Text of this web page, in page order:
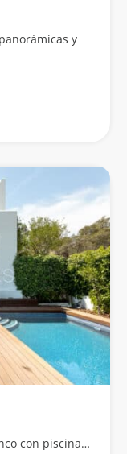
y
con piscina…